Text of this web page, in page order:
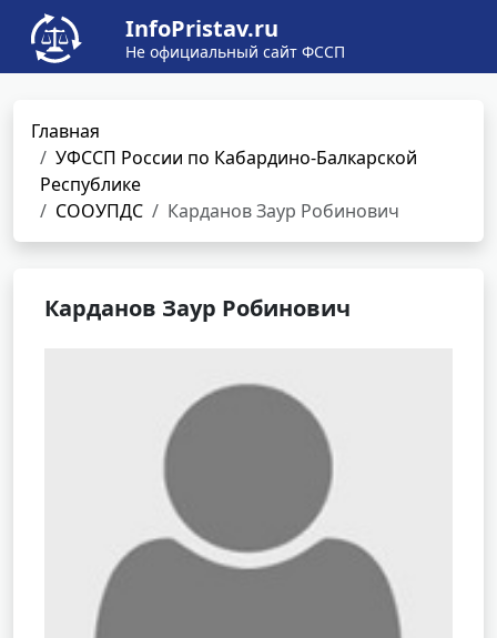
InfoPristav.ru
Не официальный сайт ФССП
Главная
УФССП России по Кабардино-Балкарской
Республике
СООУПДС
Карданов Заур Робинович
Карданов Заур Робинович